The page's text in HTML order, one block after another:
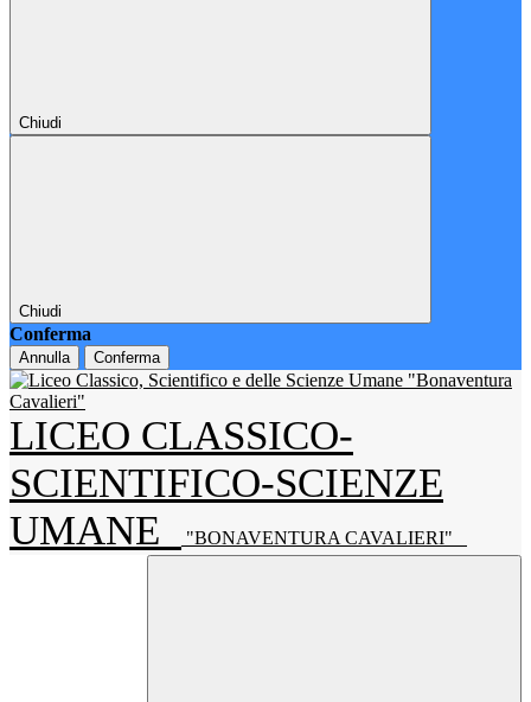
Chiudi
Chiudi
Conferma
Annulla Conferma
LICEO CLASSICO-
SCIENTIFICO-SCIENZE
UMANE
"BONAVENTURA CAVALIERI"